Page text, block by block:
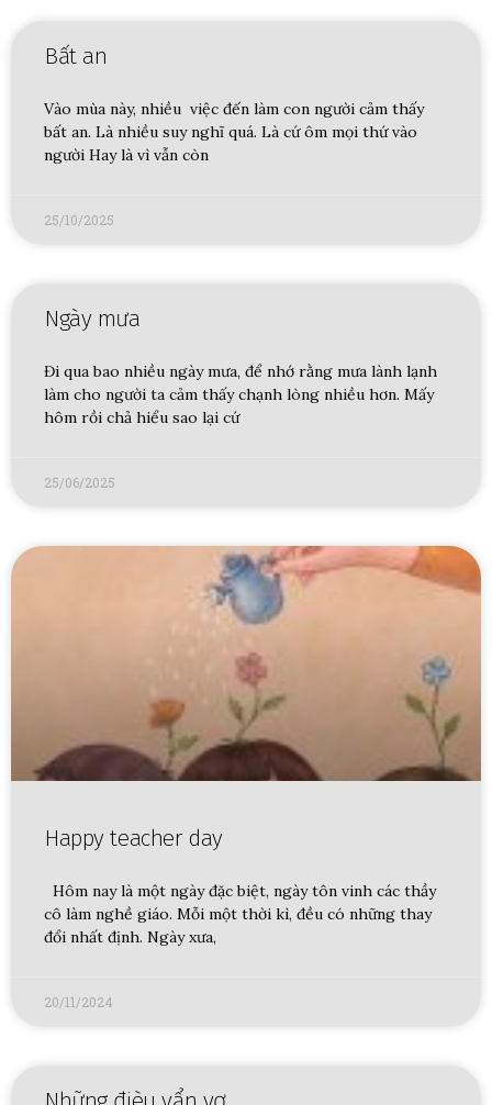
Bất an
Vào mùa này, nhiều việc đến làm con người cảm thấy
bất an. Là nhiều suy nghĩ quá. Là cứ ôm mọi thứ vào
người Hay là vì vẫn còn
25/10/2025
Ngày mưa
Đi qua bao nhiều ngày mưa, để nhớ rằng mưa lành lạnh
làm cho người ta cảm thấy chạnh lòng nhiều hơn. Mấy
hôm rồi chả hiểu sao lại cứ
25/06/2025
Happy teacher day
Hôm nay là một ngày đặc biệt, ngày tôn vinh các thầy
cô làm nghề giáo. Mỗi một thời kì, đều có những thay
đổi nhất định. Ngày xưa,
20/11/2024